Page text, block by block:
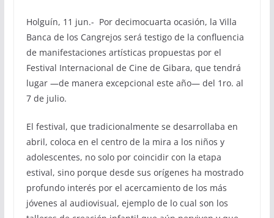
Holguín, 11 jun.- Por decimocuarta ocasión, la Villa
Banca de los Cangrejos será testigo de la confluencia
de manifestaciones artísticas propuestas por el
Festival Internacional de Cine de Gibara, que tendrá
lugar —de manera excepcional este año— del 1ro. al
7 de julio.
El festival, que tradicionalmente se desarrollaba en
abril, coloca en el centro de la mira a los niños y
adolescentes, no solo por coincidir con la etapa
estival, sino porque desde sus orígenes ha mostrado
profundo interés por el acercamiento de los más
jóvenes al audiovisual, ejemplo de lo cual son los